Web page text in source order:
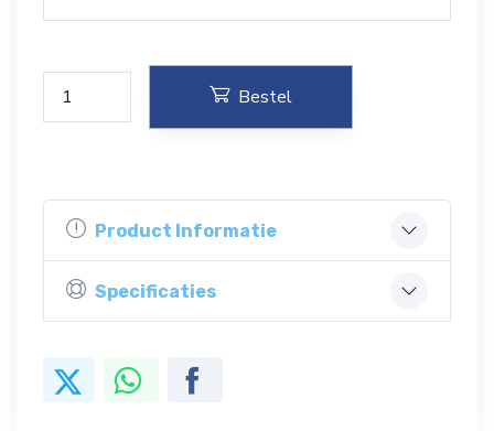
Bestel
Product Informatie
Specificaties